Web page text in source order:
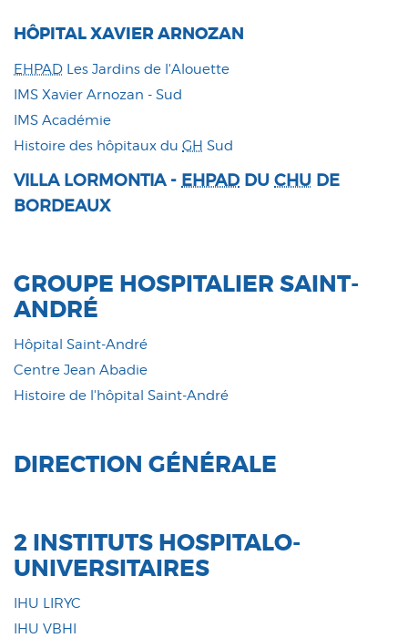
HÔPITAL XAVIER ARNOZAN
EHPAD Les Jardins de l'Alouette
IMS Xavier Arnozan - Sud
IMS Académie
Histoire des hôpitaux du GH Sud
VILLA LORMONTIA- EHPAD DU CHU DE
BORDEAUX
GROUPE HOSPITALIER SAINT-
ANDRÉ
Hôpital Saint-André
Centre Jean Abadie
Histoire de l'hôpital Saint-André
DIRECTION GÉNÉRALE
2 INSTITUTS HOSPITALO-
UNIVERSITAIRES
IHU LIRYC
IHU VBHI